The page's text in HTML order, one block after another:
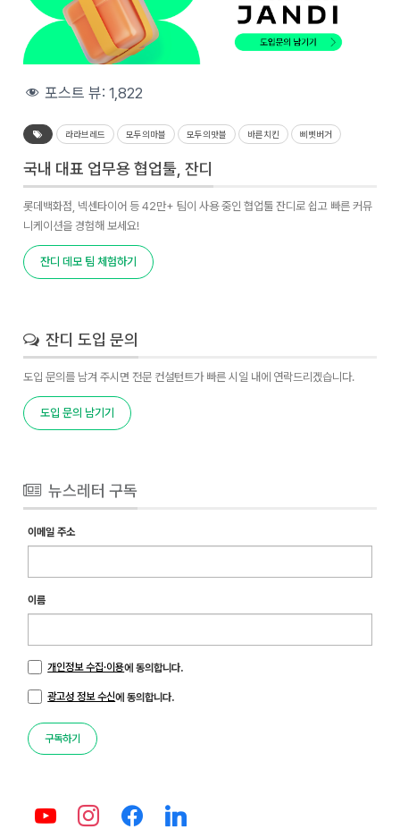
포스트 뷰:1,822
라라브레드 모두의마블 모두의맛블 바른치킨 삐삣버거
국내 대표 업무용 협업툴, 잔디
롯데백화점, 넥센타이어 등 42만+ 팀이 사용 중인 협업툴 잔디로 쉽고 빠른 커뮤
니케이션을 경험해 보세요!
잔디 데모 팀 체험하기
잔디 도입 문의
도입 문의를 남겨 주시면 전문 컨설턴트가 빠른 시일 내에 연락드리겠습니다.
도입 문의 남기기
뉴스레터 구독
이메일 주소
이름
개인정보 수집·이용에 동의합니다.
광고성 정보 수신에 동의합니다.
구독하기